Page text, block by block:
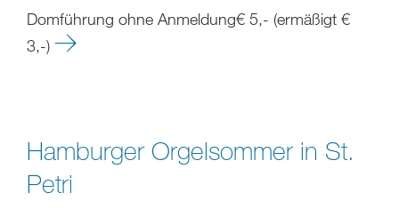
Domführung ohne Anmeldung€ 5,- (ermäßigt €
3,-)
Hamburger Orgelsommer in St.
Petri